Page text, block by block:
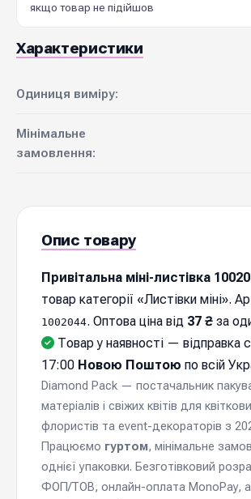
якщо товар не підійшов
Характеристики
Одиниця виміру:
Мінімальне
замовлення:
Опис товару
Привітальна міні-листівка
товар категорії «Листівки міні».
1002044. Оптова ціна від 37 ₴ за
Товар у наявності — відправка
17:00 Новою Поштою по всій
Diamond Pack — постачальник
матеріалів і свіжих квітів для
флористів та event-декораторів з
Працюємо гуртом, мінімальне
однієї упаковки. Безготівковий
ФОП/ТОВ, онлайн-оплата MonoPay,